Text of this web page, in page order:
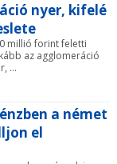
nyer, kifelé
millió forint feletti
az agglomeráció
...
a német
el